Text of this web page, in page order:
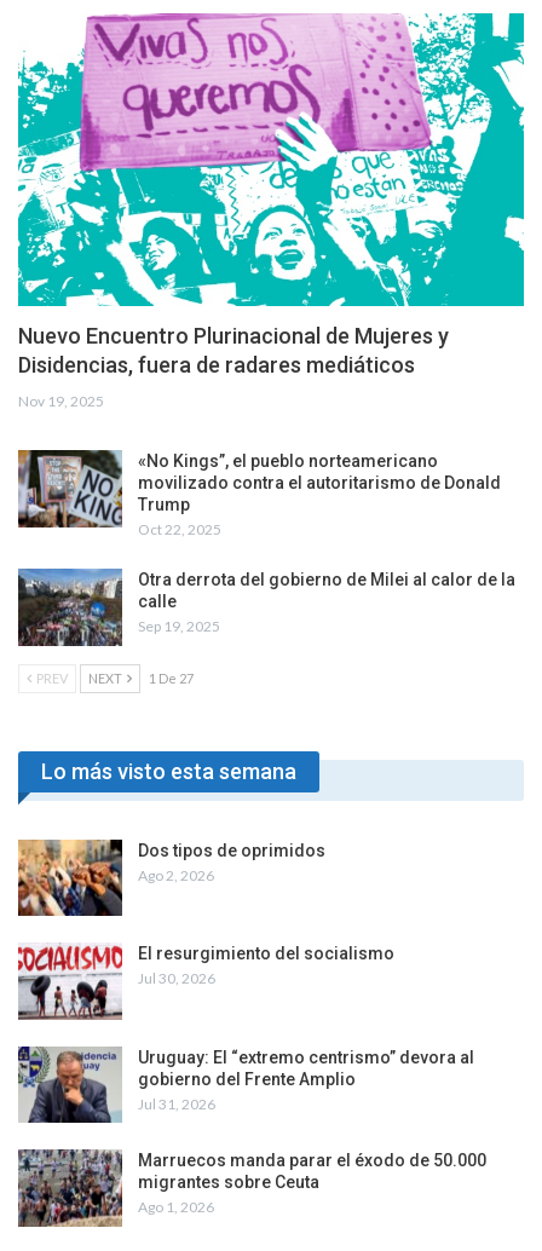
Nuevo Encuentro Plurinacional de Mujeres y
Disidencias, fuera de radares mediáticos
Nov 19, 2025
«No Kings”, el pueblo norteamericano
movilizado contra el autoritarismo de Donald
Trump
Oct 22, 2025
Otra derrota del gobierno de Milei al calor de la
calle
Sep 19, 2025
PREV NEXT 1 De 27
Lo más visto esta semana
Dos tipos de oprimidos
Ago 2, 2026
El resurgimiento del socialismo
Jul 30, 2026
Uruguay: El “extremo centrismo” devora al
gobierno del Frente Amplio
Jul 31, 2026
Marruecos manda parar el éxodo de 50.000
migrantes sobre Ceuta
Ago 1, 2026